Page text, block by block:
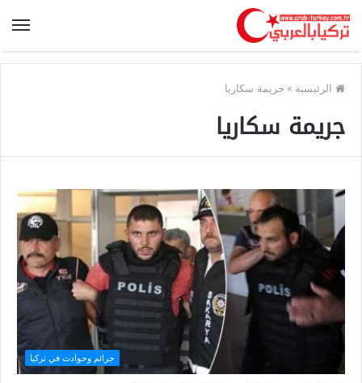
الرئيسية » جريمة سكاريا
جريمة سكاريا
جرائم وحوادث في تركيا